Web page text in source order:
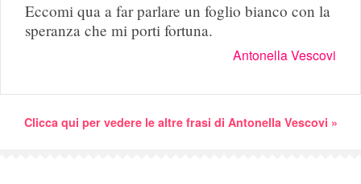
Eccomi qua a far parlare un foglio bianco con la
speranza che mi porti fortuna.
Antonella Vescovi
Clicca qui per vedere le altre frasi di Antonella Vescovi »